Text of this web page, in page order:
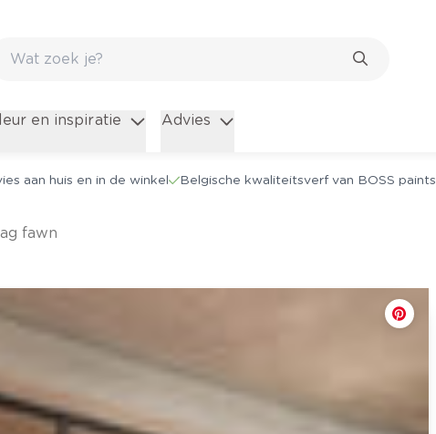
en inspiratie Advies
aan huis en in de winkel Belgische kwaliteitsverf van BOSS paints
fawn